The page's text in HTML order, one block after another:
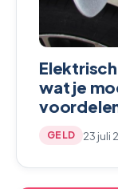
wat je
GELD 23 juli